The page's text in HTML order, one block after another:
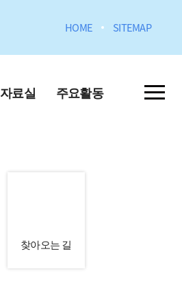
HOME SITEMAP
자료실 주요활동
찾아오는 길